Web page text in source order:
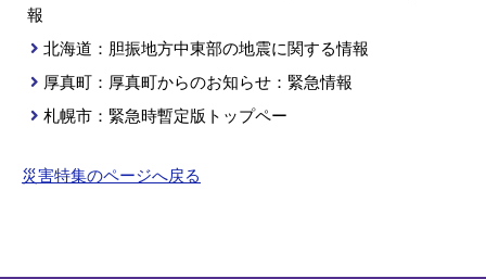
報
北海道：胆振地方中東部の地震に関する情報
厚真町：厚真町からのお知らせ：緊急情報
札幌市：緊急時暫定版トップペー
災害特集のページへ戻る